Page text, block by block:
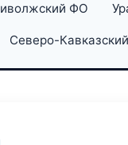
ФО
Северо-